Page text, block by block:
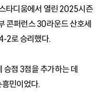
타디움에서 열린 2025시즌
콘퍼런스 30라운드 산호세
2로 승리했다.
점 3점을 추가하는 데
민이었다.